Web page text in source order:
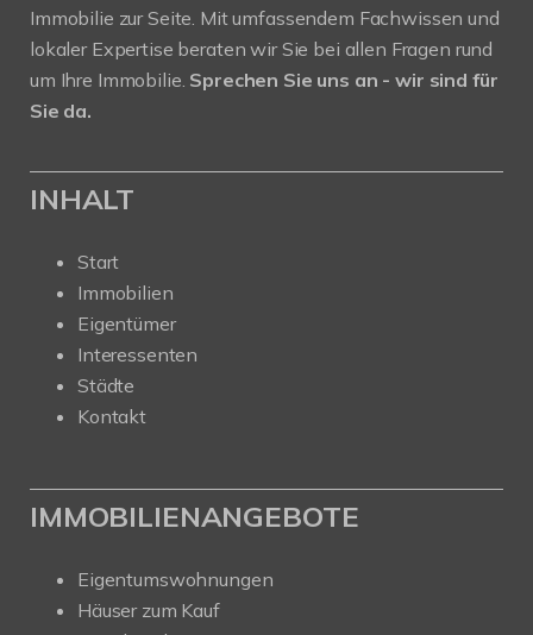
Immobilie zur Seite. Mit umfassendem Fachwissen und
lokaler Expertise beraten wir Sie bei allen Fragen rund
um Ihre Immobilie. Sprechen Sie uns an - wir sind für
Sie da.
INHALT
Start
Immobilien
Eigentümer
Interessenten
Städte
Kontakt
IMMOBILIENANGEBOTE
Eigentumswohnungen
Häuser zum Kauf